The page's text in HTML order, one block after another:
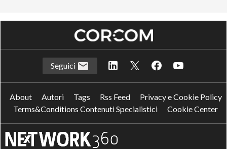
Seguici
About Autori Tags Rss Feed
Privacy e Cookie Policy
Terms&Conditions Contenuti Specialistici
Cookie Center